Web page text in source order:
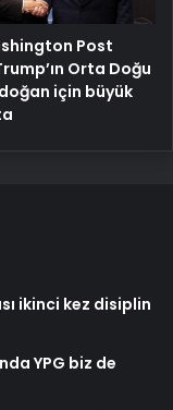
Post
Orta Doğu
için büyük
ikinci kez disiplin
YPG biz de